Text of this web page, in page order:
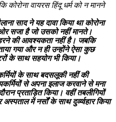
कोरोना वायरस हिंदू धर्म को न मानने
साद ने यह दावा किया था कोरोना
सजा है जो उसको नहीं मानते।
की आवश्यकता नहीं है। जबकि
गया और न ही उन्होंने ऐसा कुछ
के साथ सहयोग भी किया।
के साथ बदसलूकी नहीं की
से अपना इलाज करवाने से मना
प्रताड़ित किया। वहीं तबलीगियों
में नर्सों के साथ दुर्व्य्वहार किया